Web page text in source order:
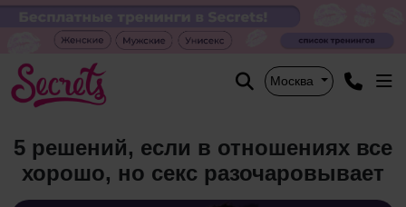
Москва
5 решений, если в отношениях все
хорошо, но секс разочаровывает